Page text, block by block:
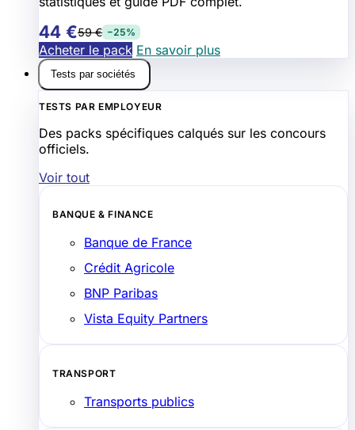
44 €59 € −25%
Acheter le pack En savoir plus
Tests par sociétés
TESTS PAR EMPLOYEUR
Des packs spécifiques calqués sur les concours
officiels.
Voir tout
BANQUE & FINANCE
Banque de France
Crédit Agricole
BNP Paribas
Vista Equity Partners
TRANSPORT
Transports publics